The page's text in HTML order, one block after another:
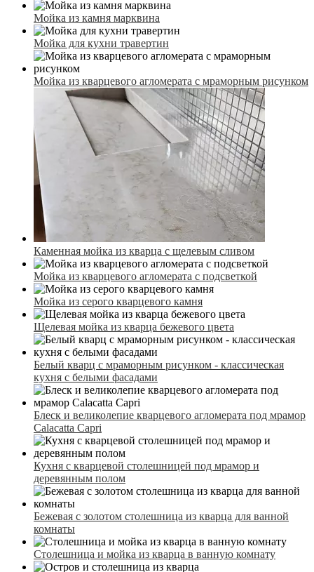
Мойка из камня марквина
Мойка для кухни травертин
Мойка из кварцевого агломерата с мраморным рисунком
Каменная мойка из кварца с щелевым сливом
Мойка из кварцевого агломерата c подсветкой
Мойка из серого кварцевого камня
Щелевая мойка из кварца бежевого цвета
Белый кварц с мраморным рисунком - классическая
кухня с белыми фасадами
Блеск и великолепие кварцевого агломерата под мрамор
Calacatta Capri
Кухня с кварцевой столешницей под мрамор и
деревянным полом
Бежевая с золотом столешница из кварца для ванной
комнаты
Столешница и мойка из кварца в ванную комнату